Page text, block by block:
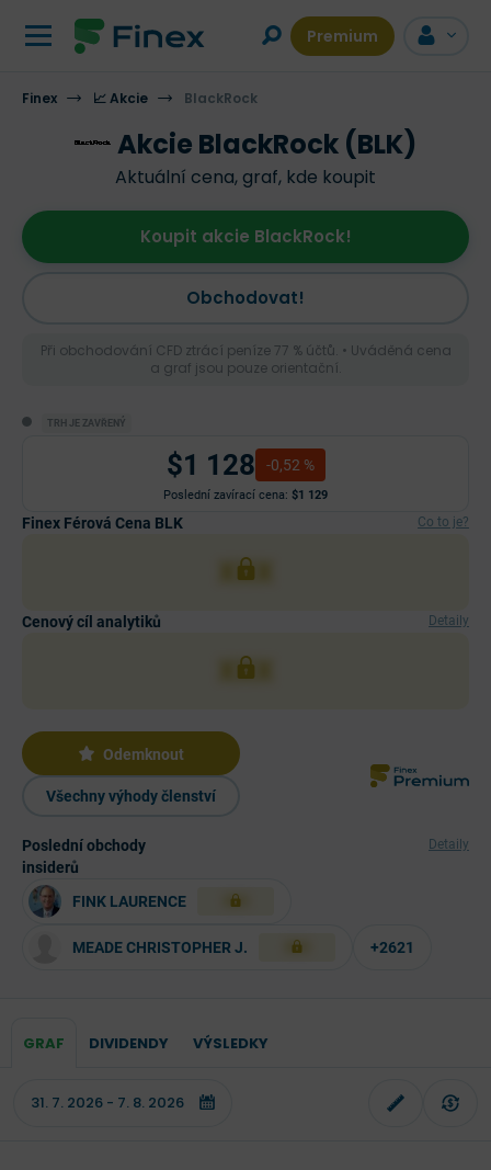
Premium
Finex 📈 Akcie BlackRock
Akcie BlackRock (BLK)
Aktuální cena, graf, kde koupit
Obchodovat!
Koupit akcie BlackRock!
Při obchodování CFD ztrácí peníze 77 % účtů. • Uváděná cena
a graf jsou pouze orientační.
TRH JE ZAVŘENÝ
$1 128 -0,52 %
Poslední zavírací cena: $1 129
Finex Férová Cena BLK Co to je?
XXX
Cenový cíl analytiků Detaily
XXX
Odemknout
Všechny výhody členství
Poslední obchody
insiderů
Detaily
FINK LAURENCE XXX
MEADE CHRISTOPHER J. XXX +2621
GRAF DIVIDENDY VÝSLEDKY